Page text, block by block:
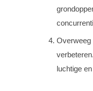
Overweeg
luchtige